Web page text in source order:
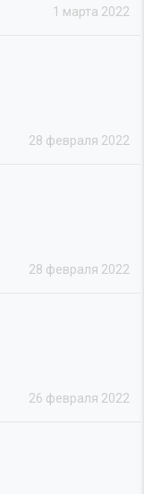
1 марта 2022
28 февраля 2022
28 февраля 2022
26 февраля 2022